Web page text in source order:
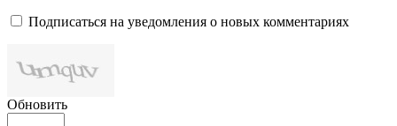
Подписаться на уведомления о новых комментариях
Обновить